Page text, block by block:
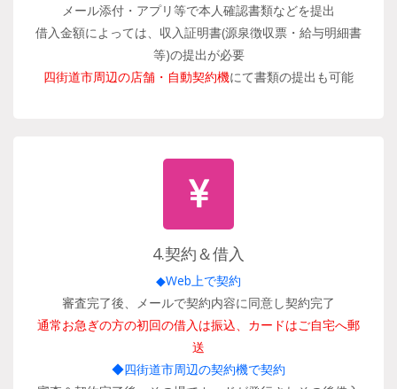
メール添付・アプリ等で本人確認書類などを提出
借入金額によっては、収入証明書(源泉徴収票・給与明細書
等)の提出が必要
四街道市周辺の店舗・自動契約機にて書類の提出も可能
4.契約＆借入
◆Web上で契約
審査完了後、メールで契約内容に同意し契約完了
通常お急ぎの方の初回の借入は振込、カードはご自宅へ郵
送
◆四街道市周辺の契約機で契約